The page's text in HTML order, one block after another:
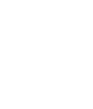
La Junta
millones de
programa